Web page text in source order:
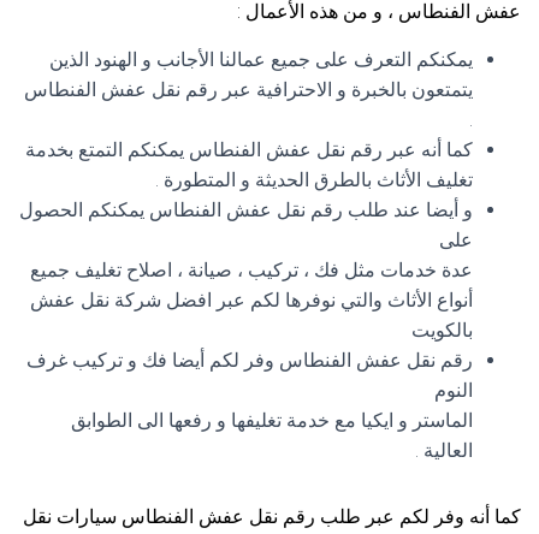
عفش الفنطاس ، و من هذه الأعمال :
يمكنكم التعرف على جميع عمالنا الأجانب و الهنود الذين
يتمتعون بالخبرة و الاحترافية عبر رقم نقل عفش الفنطاس
.
كما أنه عبر رقم نقل عفش الفنطاس يمكنكم التمتع بخدمة
تغليف الأثاث بالطرق الحديثة و المتطورة .
و أيضا عند طلب رقم نقل عفش الفنطاس يمكنكم الحصول
على
عدة خدمات مثل فك ، تركيب ، صيانة ، اصلاح تغليف جميع
أنواع الأثاث والتي نوفرها لكم عبر افضل شركة نقل عفش
بالكويت
رقم نقل عفش الفنطاس وفر لكم أيضا فك و تركيب غرف
النوم
الماستر و ايكيا مع خدمة تغليفها و رفعها الى الطوابق
العالية .
كما أنه وفر لكم عبر طلب رقم نقل عفش الفنطاس سيارات نقل